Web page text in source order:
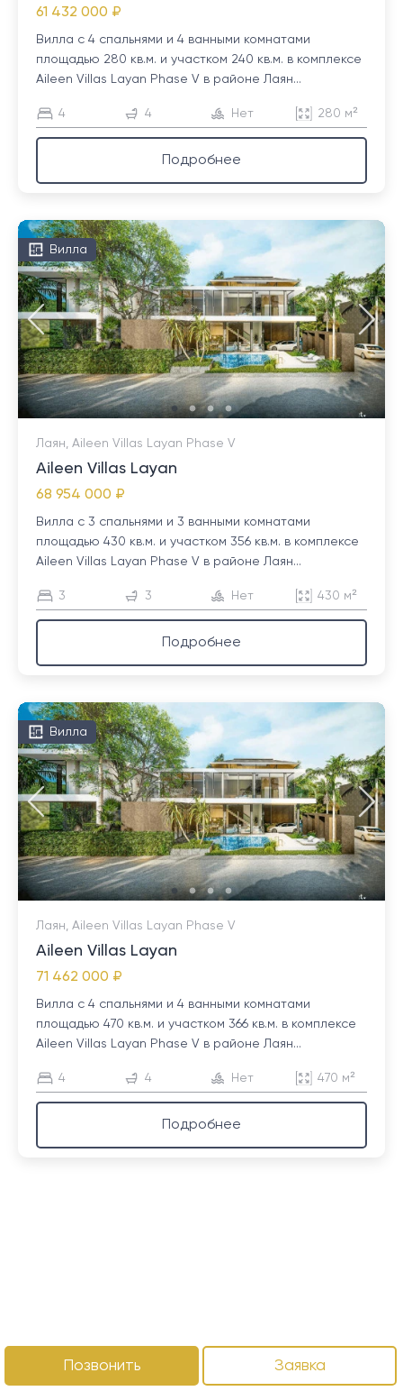
61 432 000 ₽
Вилла с 4 спальнями и 4 ванными комнатами
площадью 280 кв.м. и участком 240 кв.м. в комплексе
Aileen Villas Layan Phase V в районе Лаян...
4 4 Нет 280 м²
Подробнее
Вилла
Лаян, Aileen Villas Layan Phase V
Aileen Villas Layan
68 954 000 ₽
Вилла с 3 спальнями и 3 ванными комнатами
площадью 430 кв.м. и участком 356 кв.м. в комплексе
Aileen Villas Layan Phase V в районе Лаян...
3 3 Нет 430 м²
Подробнее
Вилла
Лаян, Aileen Villas Layan Phase V
Aileen Villas Layan
71 462 000 ₽
Вилла с 4 спальнями и 4 ванными комнатами
площадью 470 кв.м. и участком 366 кв.м. в комплексе
Aileen Villas Layan Phase V в районе Лаян...
4 4 Нет 470 м²
Подробнее
Позвонить Заявка